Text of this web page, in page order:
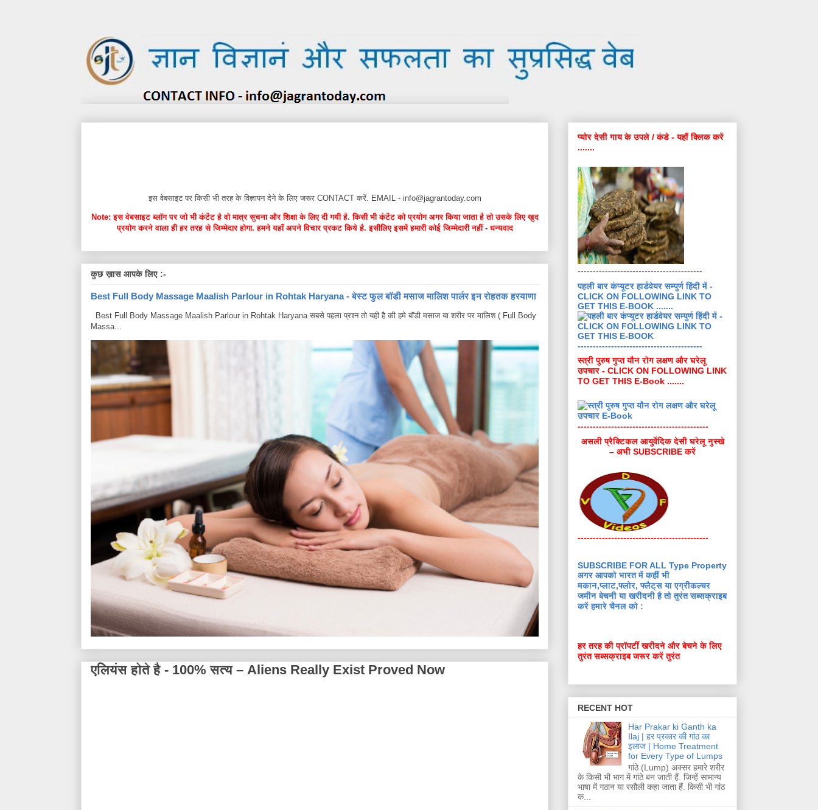
इस वेबसाइट पर किसी भी तरह के विज्ञापन देने के लिए जरूर CONTACT करें. EMAIL - info@jagrantoday.com
Note: इस वेबसाइट ब्लॉग पर जो भी कंटेंट है वो मात्र सुचना और शिक्षा के लिए दी गयी है. किसी भी कंटेंट को प्रयोग अगर किया जाता है तो उसके लिए खुद
प्रयोग करने वाला ही हर तरह से जिम्मेदार होगा. हमने यहाँ अपने विचार प्रकट किये है. इसीलिए इसमें हमारी कोई जिम्मेदारी नहीं - धन्यवाद
कुछ ख़ास आपके लिए :-
Best Full Body Massage Maalish Parlour in Rohtak Haryana - बेस्ट फुल बॉडी मसाज मालिश पार्लर इन रोहतक हरयाणा
Best Full Body Massage Maalish Parlour in Rohtak Haryana सबसे पहला प्रश्न तो यही है की हमे बॉडी मसाज या शरीर पर मालिश ( Full Body
Massa...
एलियंस होते है - 100% सत्य – Aliens Really Exist Proved Now
प्योर देसी गाय के उपले / कंडे - यहाँ क्लिक करें
.......
-----------------------------------------
पहली बार कंप्यूटर हार्डवेयर सम्पुर्ण हिंदी में -
CLICK ON FOLLOWING LINK TO
GET THIS E-BOOK .......
-----------------------------------------
स्त्री पुरुष गुप्त यौन रोग लक्षण और घरेलू
उपचार - CLICK ON FOLLOWING LINK
TO GET THIS E-Book .......
-------------------------------------------
असली प्रैक्टिकल आयुर्वेदिक देसी घरेलू नुस्खे
– अभी SUBSCRIBE करें
-------------------------------------------
SUBSCRIBE FOR ALL Type Property
अगर आपको भारत में कहीं भी
मकान,प्लाट,फ्लोर, फ्लैट्स या एग्रीकल्चर
जमीन बेचनी या खरीदनी है तो तुरंत सब्सक्राइब
करें हमारे चैनल को :
हर तरह की प्रॉपर्टी खरीदने और बेचने के लिए
तुरंत सब्सक्राइब जरूर करें तुरंत
RECENT HOT
Har Prakar ki Ganth ka
Ilaj | हर प्रकार की गांठ का
इलाज | Home Treatment
for Every Type of Lumps
गांठे (Lump) अक्सर हमारे शरीर
के किसी भी भाग में गांठे बन जाती हैं. जिन्हें सामान्य
भाषा में गठान या रसौली कहा जाता हैं. किसी भी गांठ
क...